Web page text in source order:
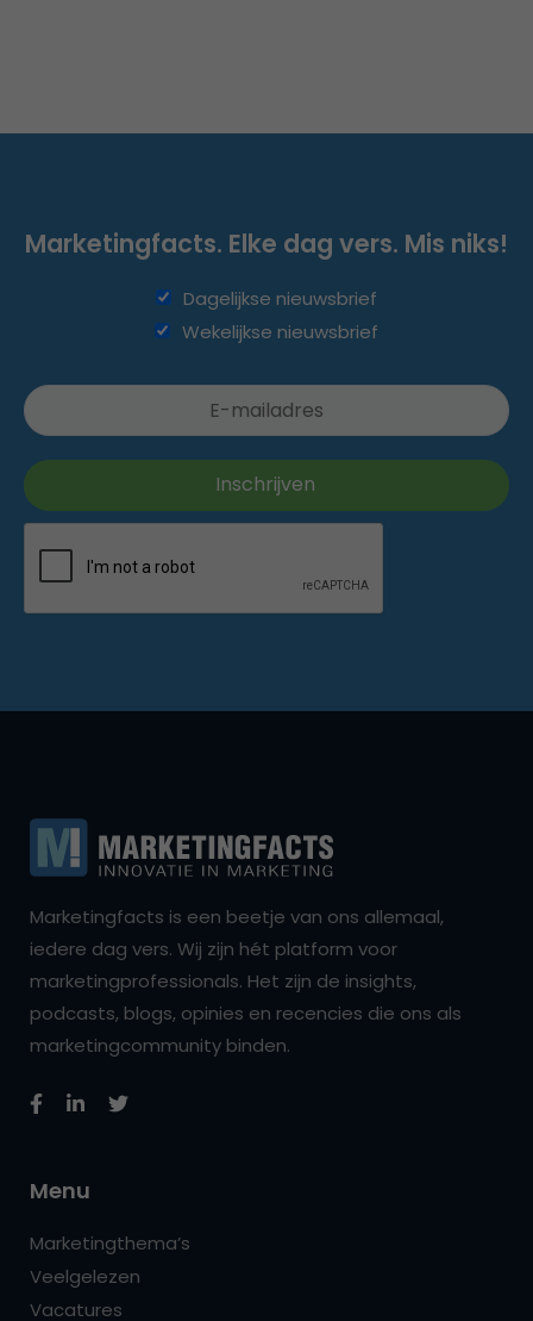
Marketingfacts. Elke dag vers. Mis niks!
Dagelijkse nieuwsbrief
Wekelijkse nieuwsbrief
Marketingfacts is een beetje van ons allemaal,
iedere dag vers. Wij zijn hét platform voor
marketingprofessionals. Het zijn de insights,
podcasts, blogs, opinies en recencies die ons als
marketingcommunity binden.
Menu
Marketingthema’s
Veelgelezen
Vacatures